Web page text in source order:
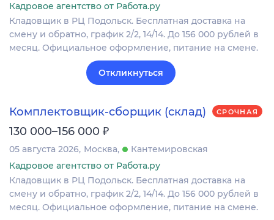
Кадровое агентство от Работа.ру
Кладовщик в РЦ Подольск. Бесплатная доставка на
смену и обратно, график 2/2, 14/14. До 156 000 рублей в
месяц. Официальное оформление, питание на смене.
Откликнуться
Комплектовщик-сборщик (склад) СРОЧНАЯ
130 000–156 000 ₽
05 августа 2026 Москва
Кантемировская
Кадровое агентство от Работа.ру
Кладовщик в РЦ Подольск. Бесплатная доставка на
смену и обратно, график 2/2, 14/14. До 156 000 рублей в
месяц. Официальное оформление, питание на смене.